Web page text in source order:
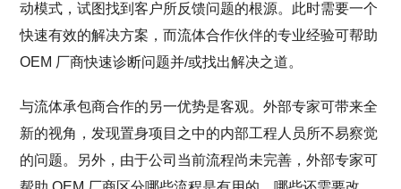
动模式，试图找到客户所反馈问题的根源。此时需要一个
快速有效的解决方案，而流体合作伙伴的专业经验可帮助
OEM 厂商快速诊断问题并/或找出解决之道。
与流体承包商合作的另一优势是客观。外部专家可带来全
新的视角，发现置身项目之中的内部工程人员所不易察觉
的问题。另外，由于公司当前流程尚未完善，外部专家可